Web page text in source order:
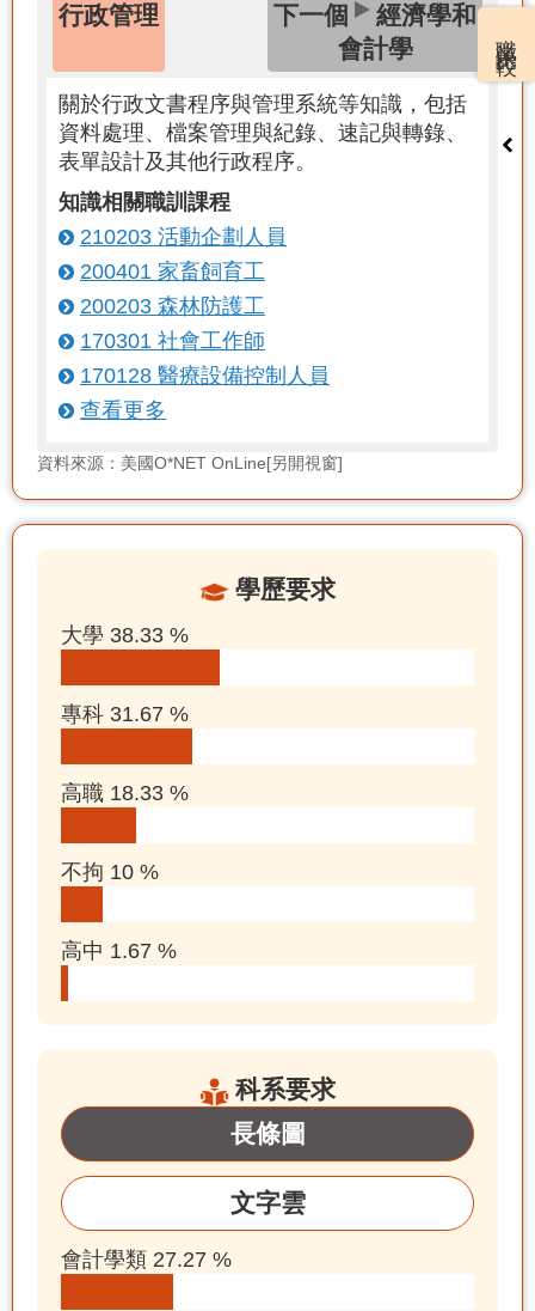
法律和政府
行政管理 下一個
經濟學和
會計學
關於行政文書程序與管理系統等知識，包括
資料處理、檔案管理與紀錄、速記與轉錄、
表單設計及其他行政程序。
知識相關職訓課程
210203 活動企劃人員
200401 家畜飼育工
200203 森林防護工
170301 社會工作師
170128 醫療設備控制人員
查看更多
資料來源：美國O*NET OnLine[另開視窗]
學歷要求
大學 38.33 %
專科 31.67 %
高職 18.33 %
不拘 10 %
高中 1.67 %
科系要求
長條圖
文字雲
會計學類 27.27 %